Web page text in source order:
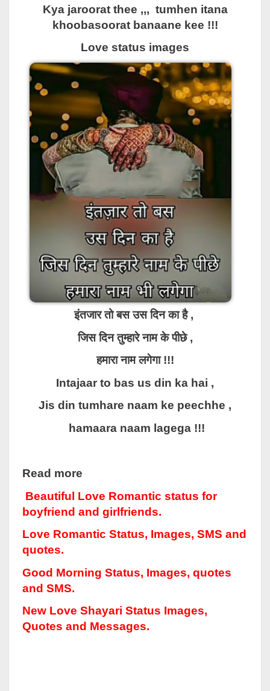
Kya jaroorat thee ,,, tumhen itana
khoobasoorat banaane kee !!!
Love status images
इंतजार तो बस उस दिन का है ,
जिस दिन तुम्हारे नाम के पीछे ,
हमारा नाम लगेगा !!!
Intajaar to bas us din ka hai ,
Jis din tumhare naam ke peechhe ,
hamaara naam lagega !!!
Read more
Beautiful Love Romantic status for
boyfriend and girlfriends.
Love Romantic Status, Images, SMS and
quotes.
Good Morning Status, Images, quotes
and SMS.
New Love Shayari Status Images,
Quotes and Messages.